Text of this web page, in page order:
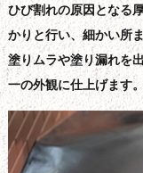
ひび割れの原因となる
かりと行い、細かい所
塗りムラや塗り漏れを
一の外観に仕上げます。